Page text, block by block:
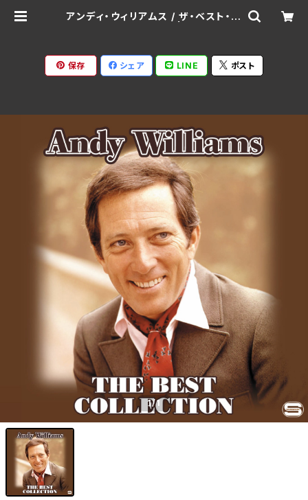
アンディ・ウィリアムス / ザ・ベスト・コ
保存 シェア LINE ポスト
1/1